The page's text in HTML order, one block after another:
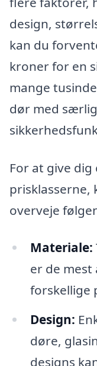
design,
kan du
kroner for en
mange
dør med
For at give
overveje
Materiale:
er de
forskellige
Design:
døre,
designs